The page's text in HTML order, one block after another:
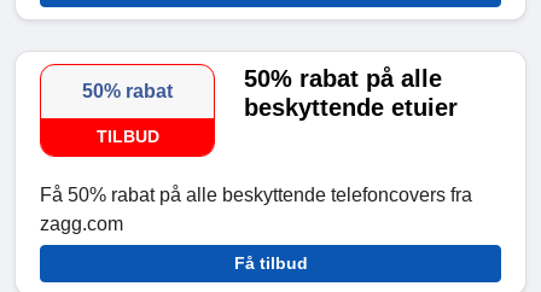
50% rabat
TILBUD
50% rabat på alle
beskyttende etuier
Få 50% rabat på alle beskyttende telefoncovers fra
zagg.com
Få tilbud